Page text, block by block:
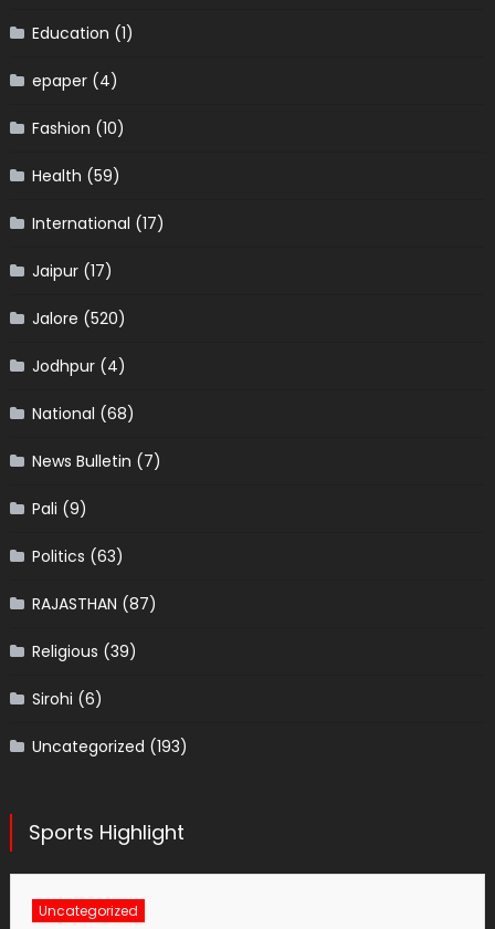
Education (1)
epaper(4)
Fashion (10)
Health (59)
International (17)
Jaipur(17)
Jalore (520)
Jodhpur(4)
National (68)
News Bulletin (7)
Pali (9)
Politics (63)
RAJASTHAN (87)
Religious (39)
Sirohi (6)
Uncategorized (193)
Sports Highlight
Uncategorized